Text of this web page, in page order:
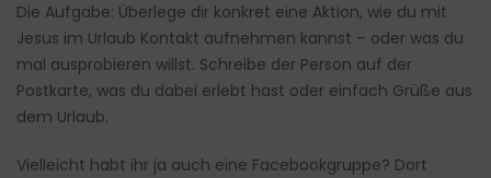
Die Aufgabe: Überlege dir konkret eine Aktion, wie du mit
Jesus im Urlaub Kontakt aufnehmen kannst – oder was du
mal ausprobieren willst. Schreibe der Person auf der
Postkarte, was du dabei erlebt hast oder einfach Grüße aus
dem Urlaub.
Vielleicht habt ihr ja auch eine Facebookgruppe? Dort